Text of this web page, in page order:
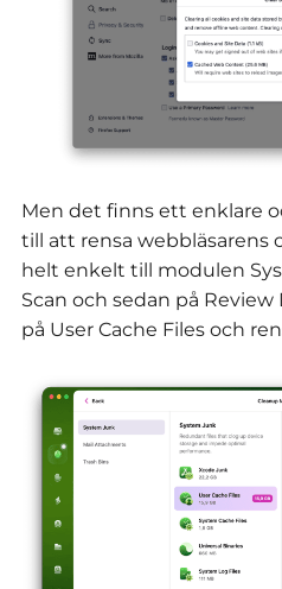
Men det finns ett enklare
till att rensa webbläsarens
helt enkelt till modulen
Scan och sedan på
på User Cache Files och